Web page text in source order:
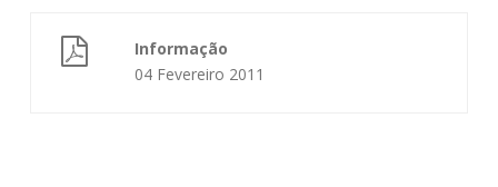
Informação
04 Fevereiro 2011